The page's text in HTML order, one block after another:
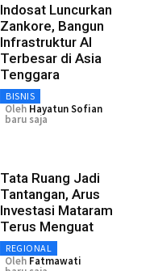
Indosat Luncurkan
Zankore, Bangun
Infrastruktur AI
Terbesar di Asia
Tenggara
BISNIS
Oleh Hayatun Sofian
baru saja
Tata Ruang Jadi
Tantangan, Arus
Investasi Mataram
Terus Menguat
REGIONAL
Oleh Fatmawati